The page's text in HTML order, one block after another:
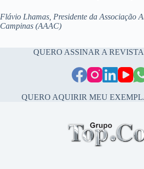
Flávio Lhamas, Presidente da Associação
Campinas (AAAC)
QUERO ASSINAR A REVISTA
QUERO AQUIRIR MEU